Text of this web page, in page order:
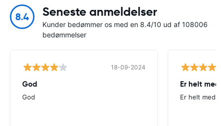
8.4 Seneste anmeldelser
Kunder bedømmer os med en 8.4/10 ud af 108006
bedømmelser
18-09-2024
God
God
Er helt
Er helt med